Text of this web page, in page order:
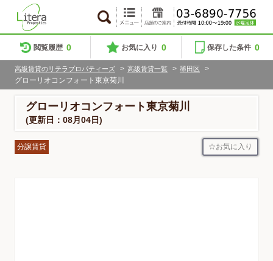
閲覧履歴 0 お気に入り 0 保存した条件 0
高級賃貸のリテラプロパティーズ > 高級賃貸一覧 > 墨田区
>
グローリオコンフォート東京菊川
グローリオコンフォート東京菊川
(更新日：08月04日)
分譲賃貸 お気に入り